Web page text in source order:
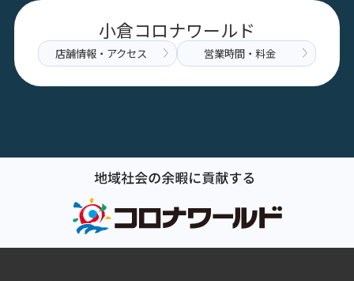
小倉コロナワールド
店舗情報・アクセス 営業時間・料金